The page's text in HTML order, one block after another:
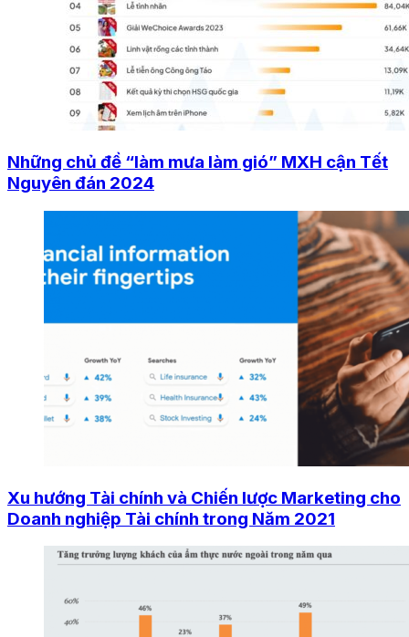
Những chủ đề “làm mưa làm gió” MXH cận Tết
Nguyên đán 2024
Xu hướng Tài chính và Chiến lược Marketing cho
Doanh nghiệp Tài chính trong Năm 2021